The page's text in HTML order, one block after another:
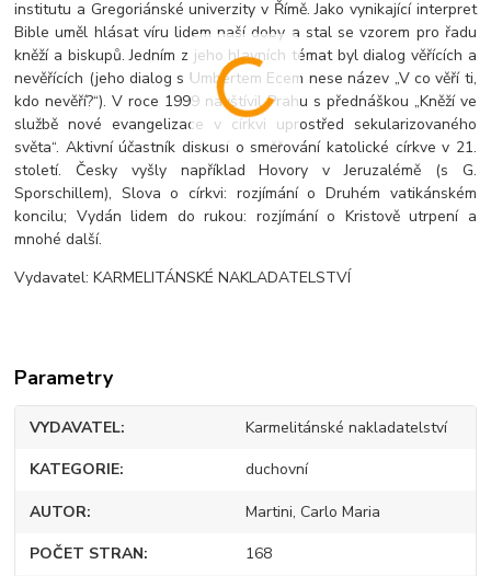
institutu a Gregoriánské univerzity v Římě. Jako vynikající interpret
Bible uměl hlásat víru lidem naší doby a stal se vzorem pro řadu
kněží a biskupů. Jedním z jeho hlavních témat byl dialog věřících a
nevěřících (jeho dialog s Umbertem Ecem nese název „V co věří ti,
kdo nevěří?“). V roce 1999 navštívil Prahu s přednáškou „Kněží ve
službě nové evangelizace v církvi uprostřed sekularizovaného
světa“. Aktivní účastník diskusí o směřování katolické církve v 21.
století. Česky vyšly například Hovory v Jeruzalémě (s G.
Sporschillem), Slova o církvi: rozjímání o Druhém vatikánském
koncilu; Vydán lidem do rukou: rozjímání o Kristově utrpení a
mnohé další.
Vydavatel: KARMELITÁNSKÉ NAKLADATELSTVÍ
Parametry
VYDAVATEL Karmelitánské nakladatelství
KATEGORIE duchovní
AUTOR Martini, Carlo Maria
POČET STRAN 168